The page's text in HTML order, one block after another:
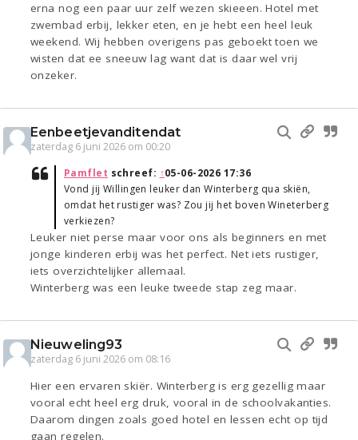
erna nog een paar uur zelf wezen skieeen. Hotel met
zwembad erbij, lekker eten, en je hebt een heel leuk
weekend. Wij hebben overigens pas geboekt toen we
wisten dat ee sneeuw lag want dat is daar wel vrij
onzeker.
Eenbeetjevanditendat
zaterdag 6 juni 2026 om 00:20
Pamflet schreef: ↑05-06-2026 17:36
Vond jij Willingen leuker dan Winterberg qua skiën,
omdat het rustiger was? Zou jij het boven Wineterberg
verkiezen?
Leuker niet perse maar voor ons als beginners en met
jonge kinderen erbij was het perfect. Net iets rustiger,
iets overzichtelijker allemaal.
Winterberg was een leuke tweede stap zeg maar.
Nieuweling93
zaterdag 6 juni 2026 om 08:16
Hier een ervaren skiër. Winterberg is erg gezellig maar
vooral echt heel erg druk, vooral in de schoolvakanties.
Daarom dingen zoals goed hotel en lessen echt op tijd
gaan regelen.